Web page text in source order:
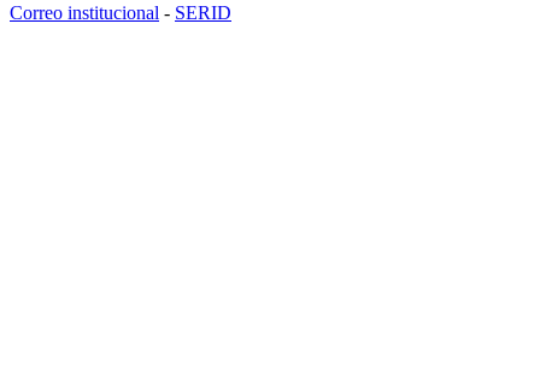
Correo institucional - SERID